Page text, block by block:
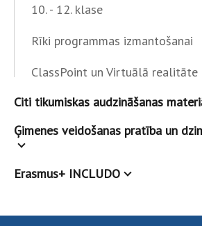
10. - 12. klase
Rīki programmas izmantošanai
ClassPoint un Virtuālā realitāte
Citi tikumiskas audzināšanas
Ģimenes veidošanas pratība un
Erasmus+ INCLUDO